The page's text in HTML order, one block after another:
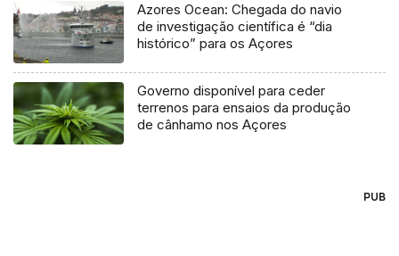
Azores Ocean: Chegada do navio
de investigação científica é “dia
histórico” para os Açores
Governo disponível para ceder
terrenos para ensaios da produção
de cânhamo nos Açores
PUB